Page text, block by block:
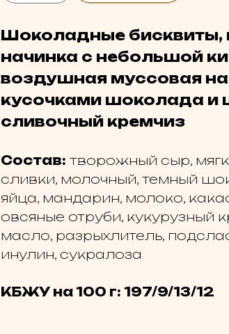
Шоколадные бисквиты,
начинка с небольшой
воздушная муссовая
кусочками шоколада и
сливочный кремчиз
Состав: творожный сыр,
сливки, молочный, темный
яйца, мандарин, молоко,
овсяные отруби, кукурузный
масло, разрыхлитель,
инулин, сукралоза
КБЖУ на 100 г: 197/9/13/12